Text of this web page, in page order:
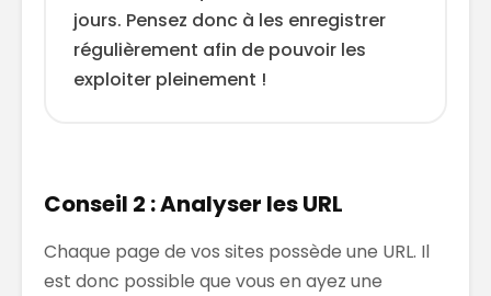
jours. Pensez donc à les enregistrer
régulièrement afin de pouvoir les
exploiter pleinement !
Conseil 2 : Analyser les URL
Chaque page de vos sites possède une URL. Il
est donc possible que vous en ayez une